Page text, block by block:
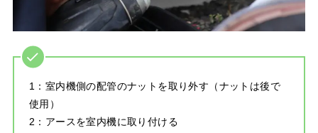
1：室内機側の配管のナットを取り外す（ナットは後で
使用）
2：アースを室内機に取り付ける